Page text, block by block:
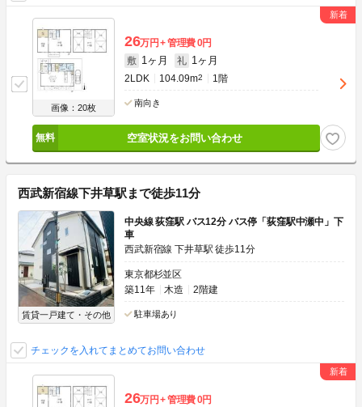
画像：20枚
26万円 管理費0円
敷 1ヶ月 礼 1ヶ月
2LDK 104.09m2 1階
南向き
空室状況をお問い合わせ
西武新宿線下井草駅まで徒歩11分
賃貸一戸建て・その他
中央線 荻窪駅 バス12分 バス停「荻窪駅中瀬中」下
車
西武新宿線 下井草駅 徒歩11分
東京都杉並区
築11年
木造 2階建
駐車場あり
チェックを入れてまとめてお問い合わせ
26万円 管理費0円